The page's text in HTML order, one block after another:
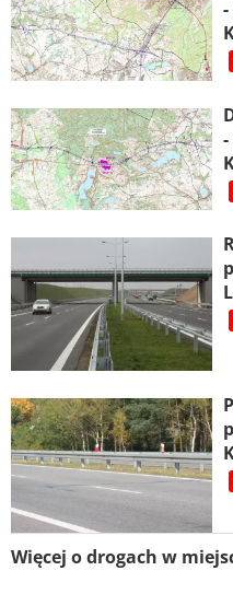
Więcej o drogach w